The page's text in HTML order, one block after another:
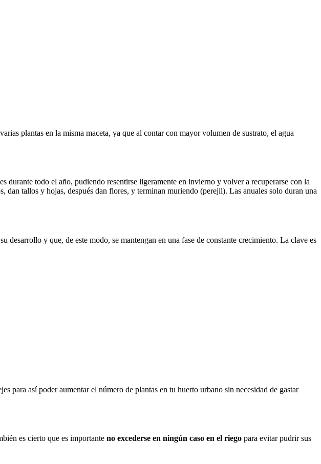
plantas en la misma maceta, ya que al contar con mayor volumen de sustrato, el agua
durante todo el año, pudiendo resentirse ligeramente en invierno y volver a recuperarse con la
tallos y hojas, después dan flores, y terminan muriendo (perejil). Las anuales solo duran una
desarrollo y que, de este modo, se mantengan en una fase de constante crecimiento. La clave es
para así poder aumentar el número de plantas en tu huerto urbano sin necesidad de gastar
es cierto que es importante no excederse en ningún caso en el riego para evitar pudrir sus